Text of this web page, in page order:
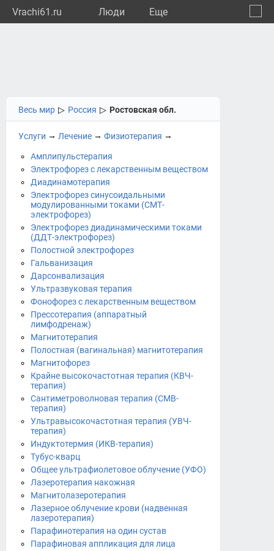
Vrachi61.ru Люди Eще
Весь мир ▷ Россия ▷ Ростовская обл.
Услуги → Лечение → Физиотерапия →
Амплипульстерапия
Электрофорез с лекарственным веществом
Диадинамотерапия
Электрофорез синусоидальными
модулированными токами (СМТ-
электрофорез)
Электрофорез диадинамическими токами
(ДДТ-электрофорез)
Полостной электрофорез
Гальванизация
Дарсонвализация
Ультразвуковая терапия
Фонофорез с лекарственным веществом
Прессотерапия (аппаратный
лимфодренаж)
Магнитотерапия
Полостная (вагинальная) магнитотерапия
Магнитофорез
Крайне высокочастотная терапия (КВЧ-
терапия)
Сантиметроволновая терапия (СМВ-
терапия)
Ультравысокочастотная терапия (УВЧ-
терапия)
Индуктотермия (ИКВ-терапия)
Тубус-кварц
Общее ультрафиолетовое облучение (УФО)
Лазеротерапия накожная
Магнитолазеротерапия
Лазерное облучение крови (надвенная
лазеротерапия)
Парафинотерапия на один сустав
Парафиновая аппликация для лица